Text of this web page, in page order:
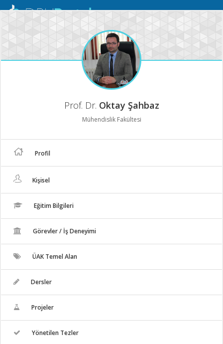
Mobil
Prof. Dr. Oktay Şahbaz
Mühendislik Fakültesi
Profil
Kişisel
Eğitim Bilgileri
Görevler / İş Deneyimi
ÜAK Temel Alan
Dersler
Projeler
Yönetilen Tezler